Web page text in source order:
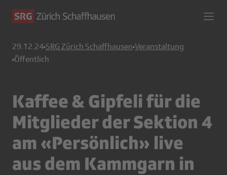
29.12.24 SRG Zürich Schaffhausen Veranstaltung
Öffentlich
Kaffee & Gipfeli für die
Mitglieder der Sektion 4
am «Persönlich» live
aus dem Kammgarn in